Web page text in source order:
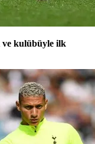
ve kulübüyle ilk